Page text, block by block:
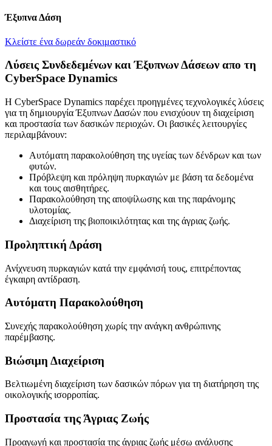
Έξυπνα Δάση
Κλείστε ένα δωρεάν δοκιμαστικό
Λύσεις Συνδεδεμένων και Έξυπνων Δάσεων απο τη
CyberSpace Dynamics
Η CyberSpace Dynamics παρέχει προηγμένες τεχνολογικές λύσεις
για τη δημιουργία Έξυπνων Δασών που ενισχύουν τη διαχείριση
και προστασία των δασικών περιοχών. Οι βασικές λειτουργίες
περιλαμβάνουν:
Αυτόματη παρακολούθηση της υγείας των δένδρων και των
φυτών.
Πρόβλεψη και πρόληψη πυρκαγιών με βάση τα δεδομένα
και τους αισθητήρες.
Παρακολούθηση της αποψίλωσης και της παράνομης
υλοτομίας.
Διαχείριση της βιοποικιλότητας και της άγριας ζωής.
Προληπτική Δράση
Ανίχνευση πυρκαγιών κατά την εμφάνισή τους, επιτρέποντας
έγκαιρη αντίδραση.
Αυτόματη Παρακολούθηση
Συνεχής παρακολούθηση χωρίς την ανάγκη ανθρώπινης
παρέμβασης.
Βιώσιμη Διαχείριση
Βελτιωμένη διαχείριση των δασικών πόρων για τη διατήρηση της
οικολογικής ισορροπίας.
Προστασία της Άγριας Ζωής
Προαγωγή και προστασία της άγριας ζωής μέσω ανάλυσης